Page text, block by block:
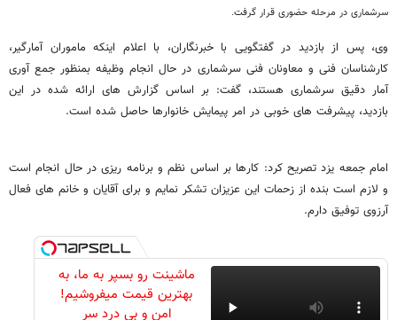
سرشماری در مرحله حضوری قرار گرفت.
وی، پس از بازدید در گفتگویی با خبرنگاران، با اعلام اینکه ماموران آمارگیر،
کارشناسان فنی و معاونان فنی سرشماری در حال انجام وظیفه بمنظور جمع آوری
آمار دقیق سرشماری هستند، گفت: بر اساس گزارش های ارائه شده در این
بازدید، پیشرفت های خوبی در امر پیمایش خانوارها حاصل شده است.
امام جمعه یزد تصریح کرد: کارها بر اساس نظم و برنامه ریزی در حال انجام است
و لازم است بنده از زحمات این عزیزان تشکر نمایم و برای آقایان و خانم های فعال
آرزوی توفیق دارم.
ماشینت رو بسپر به ما، به
بهترین قیمت میفروشیم!
امن و بی درد سر